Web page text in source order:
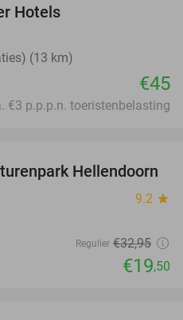
Hotels
(13 km)
€45
€3 p.p.p.n. toeristenbelasting
41%
Hellendoorn
9.2 star
Regulier €32,95
€19,50